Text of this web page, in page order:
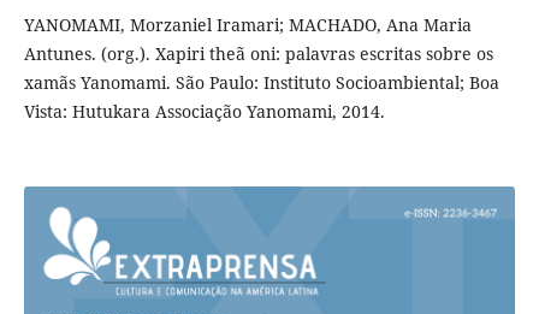
YANOMAMI, Morzaniel Iramari; MACHADO, Ana Maria
Antunes. (org.). Xapiri theã oni: palavras escritas sobre os
xamãs Yanomami. São Paulo: Instituto Socioambiental; Boa
Vista: Hutukara Associação Yanomami, 2014.